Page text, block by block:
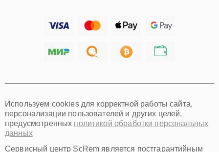
Хабаровск
Омск
Красноярск
Пермь
Ульяновск
Киров
Используем cookies для корректной работы сайта,
персонализации пользователей и других целей,
предусмотренных политикой обработки персональных
данных
Сервисный центр ScRem является постгарантийным